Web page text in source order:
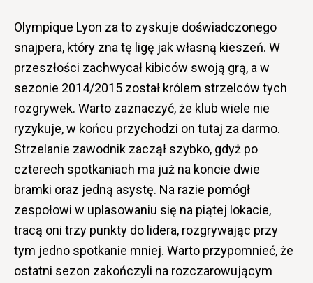
Olympique Lyon za to zyskuje doświadczonego
snajpera, który zna tę ligę jak własną kieszeń. W
przeszłości zachwycał kibiców swoją grą, a w
sezonie 2014/2015 został królem strzelców tych
rozgrywek. Warto zaznaczyć, że klub wiele nie
ryzykuje, w końcu przychodzi on tutaj za darmo.
Strzelanie zawodnik zaczął szybko, gdyż po
czterech spotkaniach ma już na koncie dwie
bramki oraz jedną asystę. Na razie pomógł
zespołowi w uplasowaniu się na piątej lokacie,
tracą oni trzy punkty do lidera, rozgrywając przy
tym jedno spotkanie mniej. Warto przypomnieć, że
ostatni sezon zakończyli na rozczarowującym